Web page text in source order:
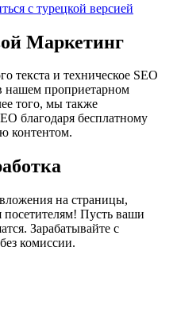
с турецкой версией
Маркетинг
текста и техническое SEO
нашем проприетарном
того, мы также
благодаря бесплатному
контентом.
на страницы,
Пусть ваши
Зарабатывайте с
комиссии.